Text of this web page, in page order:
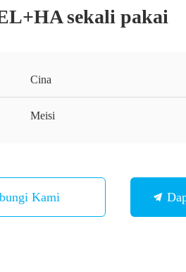
sekali pakai
Cina
Meisi
Kami